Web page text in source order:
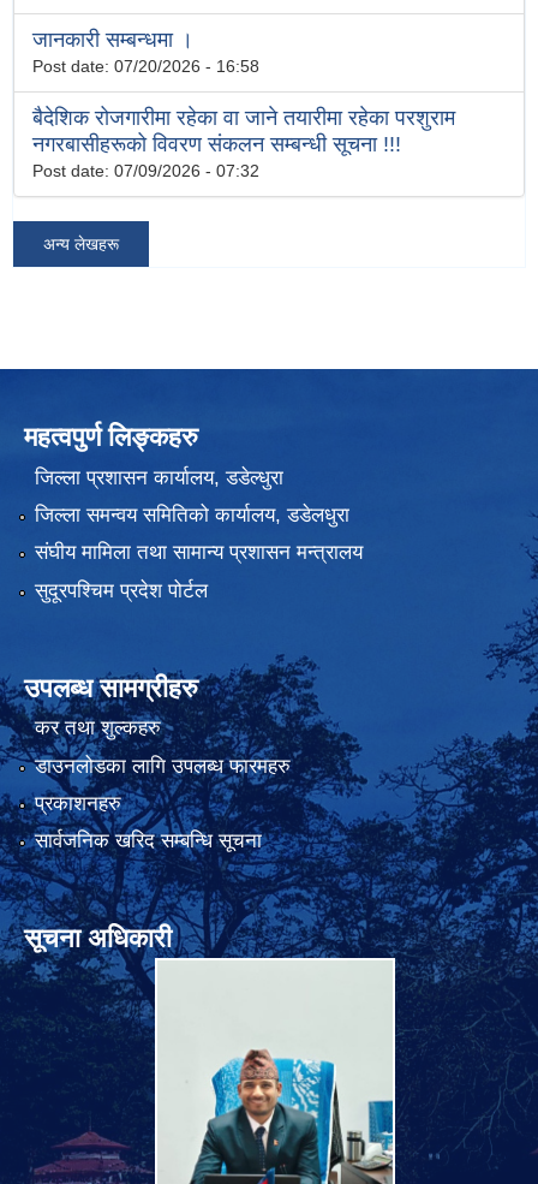
जानकारी सम्बन्धमा ।
Post date: 07/20/2026 - 16:58
बैदेशिक रोजगारीमा रहेका वा जाने तयारीमा रहेका परशुराम
नगरबासीहरूको विवरण संकलन सम्बन्धी सूचना !!!
Post date: 07/09/2026 - 07:32
अन्य लेखहरू
महत्वपुर्ण लिङ्कहरु
जिल्ला प्रशासन कार्यालय, डडेल्धुरा
जिल्ला समन्वय समितिको कार्यालय, डडेलधुरा
संघीय मामिला तथा सामान्य प्रशासन मन्त्रालय
सुदूरपश्चिम प्रदेश पोर्टल
उपलब्ध सामग्रीहरु
कर तथा शुल्कहरु
डाउनलोडका लागि उपलब्ध फारमहरु
प्रकाशनहरु
सार्वजनिक खरिद सम्बन्धि सूचना
सूचना अधिकारी